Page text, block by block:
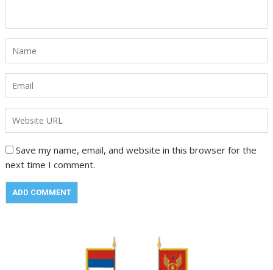
Save my name, email, and website in this browser for the
next time I comment.